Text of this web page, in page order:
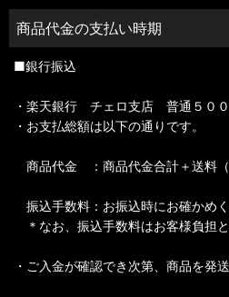
商品代金の支払い時期
■銀行振込
・楽天銀行 チェロ支店 普通５０
・お支払総額は以下の通りです。
商品代金 ：商品代金合計＋送料（
振込手数料：お振込時にお確かめく
＊なお、振込手数料はお客様負担と
・ご入金が確認でき次第、商品を発送